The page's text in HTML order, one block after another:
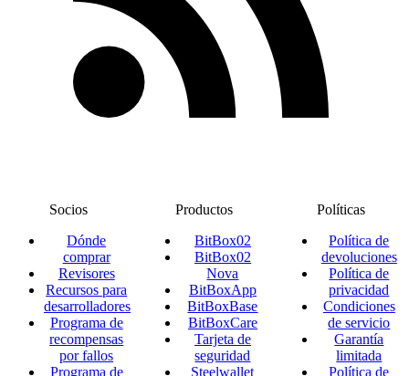
Socios
Dónde
comprar
Revisores
Recursos para
desarrolladores
Programa de
recompensas
por fallos
Programa de
Productos
BitBox02
BitBox02
Nova
BitBoxApp
BitBoxBase
BitBoxCare
Tarjeta de
seguridad
Steelwallet
Políticas
Política de
devoluciones
Política de
privacidad
Condiciones
de servicio
Garantía
limitada
Política de